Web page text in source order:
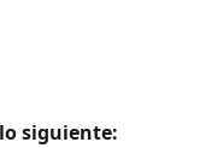
siguiente: